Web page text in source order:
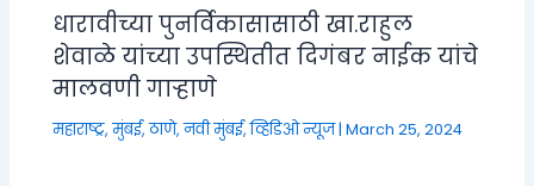
धारावीच्या पुनर्विकासासाठी खा.राहुल
शेवाळे यांच्या उपस्थितीत दिगंबर नाईक यांचे
मालवणी गाऱ्हाणे
महाराष्ट्र,मुंबई, ठाणे, नवी मुंबई,व्हिडिओ न्यूज|March 25, 2024